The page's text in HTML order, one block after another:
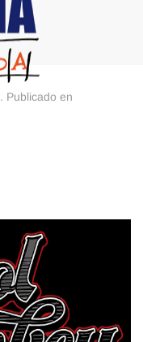
. Publicado en